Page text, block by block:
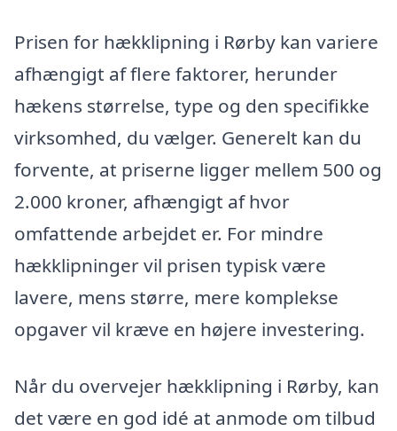
Prisen for hækklipning i Rørby kan variere
afhængigt af flere faktorer, herunder
hækens størrelse, type og den specifikke
virksomhed, du vælger. Generelt kan du
forvente, at priserne ligger mellem 500 og
2.000 kroner, afhængigt af hvor
omfattende arbejdet er. For mindre
hækklipninger vil prisen typisk være
lavere, mens større, mere komplekse
opgaver vil kræve en højere investering.
Når du overvejer hækklipning i Rørby, kan
det være en god idé at anmode om tilbud